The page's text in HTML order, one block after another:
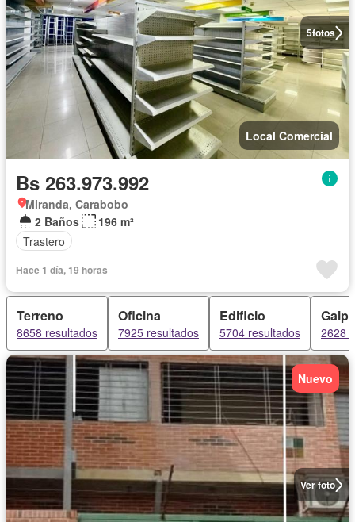
5fotos
Local Comercial
Bs 263.973.992
Miranda, Carabobo
2 Baños
196 m²
Trastero
Hace 1 día, 19 horas
Terreno
8658 resultados
Oficina
7925 resultados
Edificio
5704 resultados 2628
Ver foto
Nuevo